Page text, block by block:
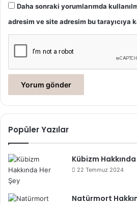
Daha sonraki yorumlarımda
adresim ve site adresim bu tarayıcıya
Popüler Yazılar
Kübizm
22 Temmuz 2024
Natürmort